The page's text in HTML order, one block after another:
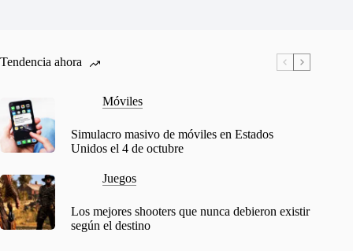
Tendencia ahora
Móviles
Simulacro masivo de móviles en Estados
Unidos el 4 de octubre
Juegos
Los mejores shooters que nunca debieron existir
según el destino